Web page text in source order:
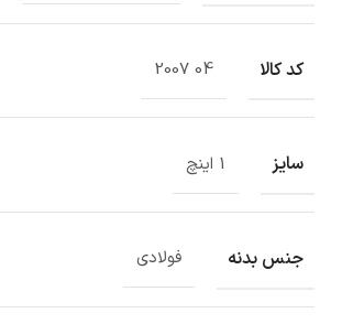
کد کالا 04 2007
سایز 1 اینچ
جنس بدنه فولادی